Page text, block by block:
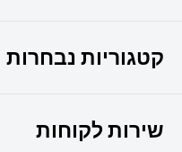
ומקצועיות במקום אחד !
037307308
קטגוריות נבחרות
ציוד משרדי
שירות לקוחות